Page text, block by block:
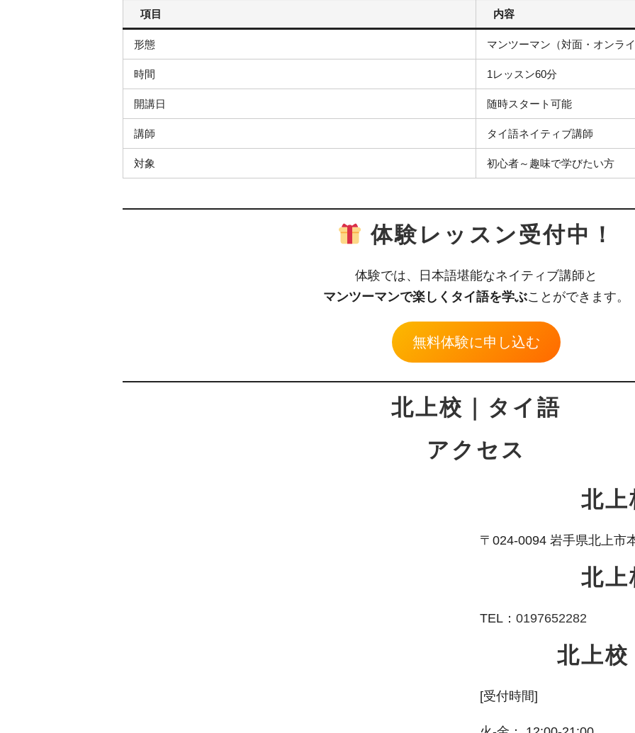
項目 内容
形態 マンツーマン（対面・オンライ
時間 1レッスン60分
開講日 随時スタート可能
講師 タイ語ネイティブ講師
対象 初心者～趣味で学びたい方
体験レッスン受付中！
体験では、日本語堪能なネイティブ講師と
マンツーマンで楽しくタイ語を学ぶことができます。
無料体験に申し込む
北上校｜タイ語
アクセス
北上
〒024-0094 岩手県北上市
北上
TEL： 0197652282
北上校
[受付時間]